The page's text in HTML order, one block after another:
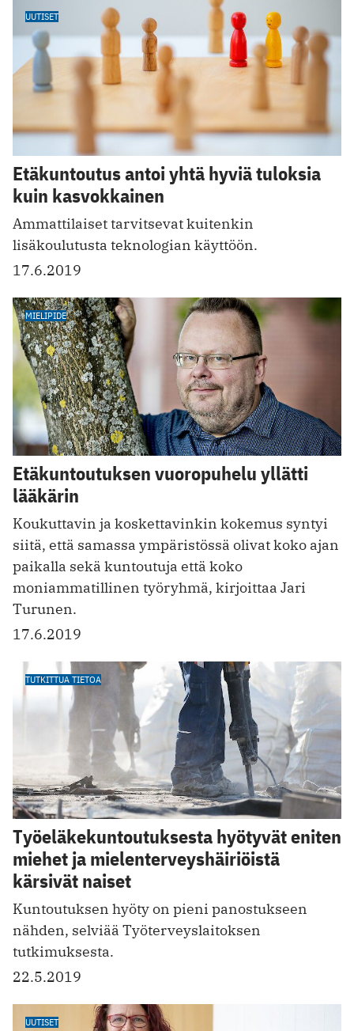
UUTISET
Etäkuntoutus antoi yhtä hyviä tuloksia
kuin kasvokkainen
Ammattilaiset tarvitsevat kuitenkin
lisäkoulutusta teknologian käyttöön.
17.6.2019
MIELIPIDE
Etäkuntoutuksen vuoropuhelu yllätti
lääkärin
Koukuttavin ja koskettavinkin kokemus syntyi
siitä, että samassa ympäristössä olivat koko ajan
paikalla sekä kuntoutuja että koko
moniammatillinen työryhmä, kirjoittaa Jari
Turunen.
17.6.2019
TUTKITTUA TIETOA
Työeläkekuntoutuksesta hyötyvät eniten
miehet ja mielenterveyshäiriöistä
kärsivät naiset
Kuntoutuksen hyöty on pieni panostukseen
nähden, selviää Työterveyslaitoksen
tutkimuksesta.
22.5.2019
UUTISET